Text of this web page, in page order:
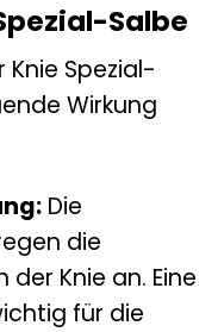
Salbe
Knie Spezial-
Wirkung
Die
die
Knie an. Eine
für die